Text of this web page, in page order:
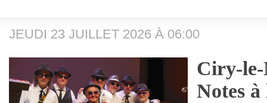
JEUDI 23 JUILLET 2026 À 06:00
Ciry-le-
Notes